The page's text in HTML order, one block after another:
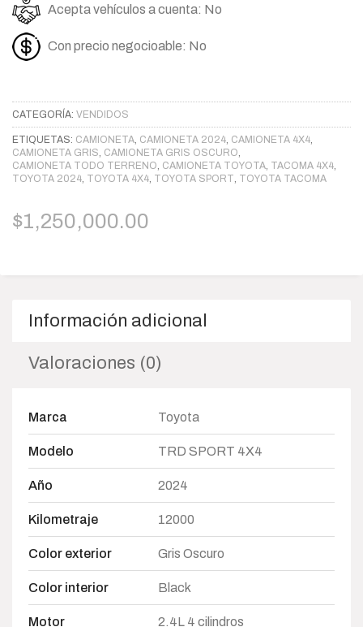
Acepta vehículos a cuenta: No
Con precio negocioable: No
CATEGORÍA: VENDIDOS
ETIQUETAS: CAMIONETA, CAMIONETA 2024, CAMIONETA 4X4,
CAMIONETA GRIS, CAMIONETA GRIS OSCURO,
CAMIONETA TODO TERRENO, CAMIONETA TOYOTA, TACOMA 4X4,
TOYOTA 2024, TOYOTA 4X4, TOYOTA SPORT, TOYOTA TACOMA
$1,250,000.00
Información adicional
Valoraciones (0)
Marca Toyota
Modelo TRD SPORT 4X4
Año 2024
Kilometraje 12000
Color exterior Gris Oscuro
Color interior Black
Motor 2.4L 4 cilindros